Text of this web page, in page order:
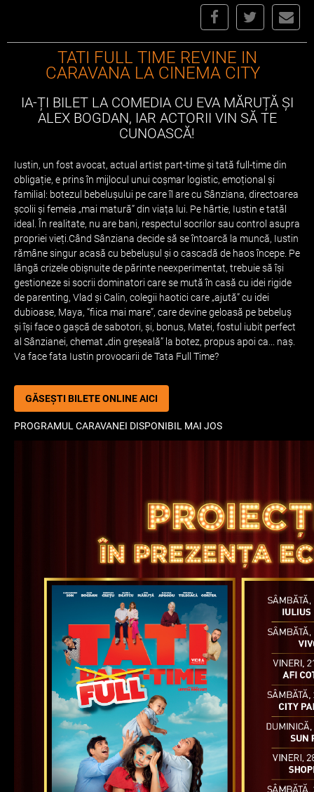
TATI FULL TIME REVINE IN
CARAVANA LA CINEMA CITY
IA-ȚI BILET LA COMEDIA CU EVA MĂRUȚĂ ȘI
ALEX BOGDAN, IAR ACTORII VIN SĂ TE
CUNOASCĂ!
Iustin, un fost avocat, actual artist part-time și tată full-time din
obligație, e prins în mijlocul unui coșmar logistic, emoțional și
familial: botezul bebelușului pe care îl are cu Sânziana, directoarea
școlii și femeia „mai matură” din viața lui. Pe hârtie, Iustin e tatăl
ideal. În realitate, nu are bani, respectul socrilor sau control asupra
propriei vieți.Când Sânziana decide să se întoarcă la muncă, Iustin
rămâne singur acasă cu bebelușul și o cascadă de haos începe. Pe
lângă crizele obișnuite de părinte neexperimentat, trebuie să își
gestioneze si socrii dominatori care se mută în casă cu idei rigide
de parenting, Vlad și Calin, colegii haotici care „ajută” cu idei
dubioase, Maya, “fiica mai mare”, care devine geloasă pe bebeluș
și își face o gașcă de sabotori, și, bonus, Matei, fostul iubit perfect
al Sânzianei, chemat „din greșeală” la botez, propus apoi ca... naș.
Va face fata Iustin provocarii de Tata Full Time?
GĂSEȘTI BILETE ONLINE AICI
PROGRAMUL CARAVANEI DISPONIBIL MAI JOS